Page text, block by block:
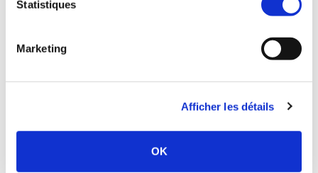
Statistiques
Marketing
Afficher les détails
OK
Damien GUILLARD — Synercom France Ouest
dguillard@synercom-france.fr
SYNERCOM OUEST
RETOUR